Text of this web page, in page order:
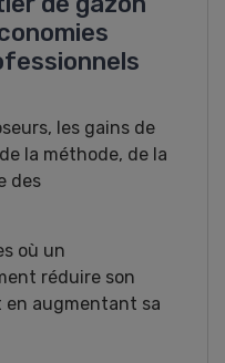
les gains de
la méthode, de la
des
où un
réduire son
augmentant sa